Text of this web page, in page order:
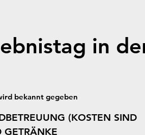
in
bekannt gegeben
(KOSTEN SIND